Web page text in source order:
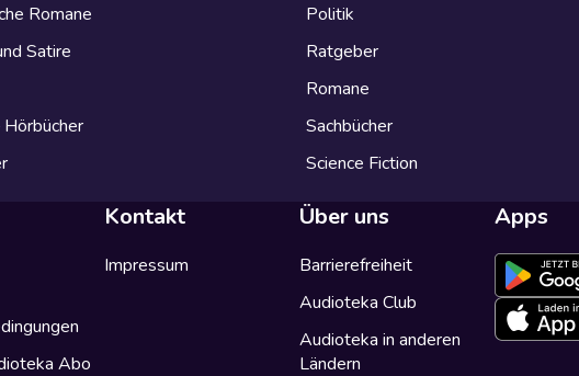
Romane
Satire
Hörbücher
Politik
Ratgeber
Romane
Sachbücher
Science Fiction
Abo
Kontakt
Impressum
Über uns
Barrierefreiheit
Audioteka Club
Audioteka in anderen
Ländern
Apps